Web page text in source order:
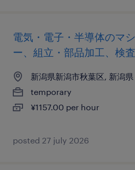
電気・電子・半導体のマ
ー、組立・部品加工、検査
新潟県新潟市秋葉区, 新潟県
temporary
¥1157.00 per hour
posted 27 july 2026